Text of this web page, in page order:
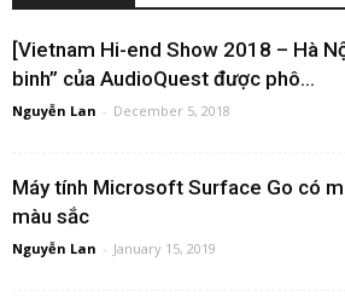
[Vietnam Hi-end Show 2018 – Hà
binh” của AudioQuest được phô...
Nguyễn Lan - December 5, 2018
Máy tính Microsoft Surface Go có
màu sắc
Nguyễn Lan - January 15, 2019